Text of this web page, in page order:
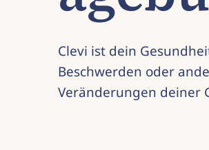
Clevi ist dein
Beschwerden oder
Veränderungen deiner